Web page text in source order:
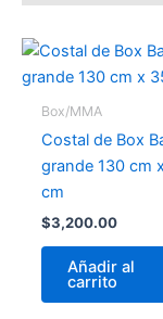
Box/MMA
Costal de Box
grande 130 cm
cm
$3,200.00
Añadir al
carrito